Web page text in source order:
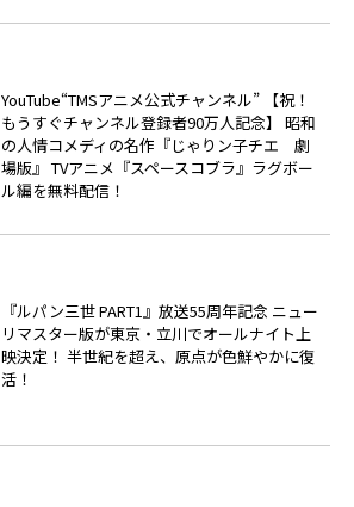
YouTube“TMSアニメ公式チャンネル” 【祝！
もうすぐチャンネル登録者90万人記念】 昭和
の人情コメディの名作『じゃりン子チエ 劇
場版』 TVアニメ『スペースコブラ』ラグボー
ル編を無料配信！
『ルパン三世 PART1』放送55周年記念 ニュー
リマスター版が東京・立川でオールナイト上
映決定！ 半世紀を超え、原点が色鮮やかに復
活！